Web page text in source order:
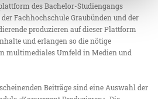
des Bachelor-Studiengangs
Fachhochschule Graubünden und der
produzieren auf dieser Plattform
und erlangen so die nötige
multimediales Umfeld in Medien und
Beiträge sind eine Auswahl der